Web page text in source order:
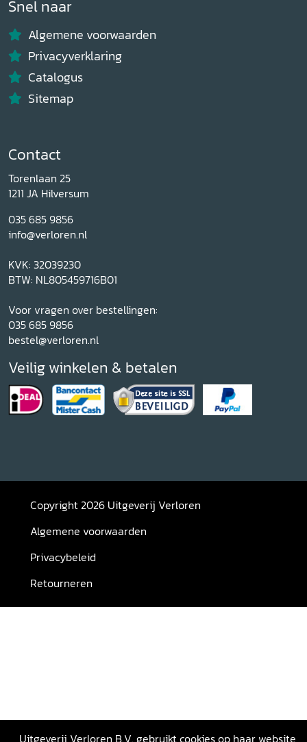
Snel naar
Algemene voorwaarden
Privacyverklaring
Catalogus
Sitemap
Contact
Torenlaan 25
1211 JA Hilversum
035 685 9856
info@verloren.nl
KVK: 32039230
BTW: NL805459716B01
Voor vragen over bestellingen:
035 685 9856
bestel@verloren.nl
Veilig winkelen & betalen
Copyright 2026 Uitgeverij Verloren
Algemene voorwaarden
Privacybeleid
Retourneren
Uitgeverij Verloren B.V. gebruikt cookies op haar website